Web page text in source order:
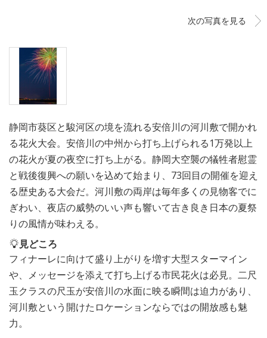
次の写真を見る
静岡市葵区と駿河区の境を流れる安倍川の河川敷で開かれ
る花火大会。安倍川の中州から打ち上げられる1万発以上
の花火が夏の夜空に打ち上がる。静岡大空襲の犠牲者慰霊
と戦後復興への願いを込めて始まり、73回目の開催を迎え
る歴史ある大会だ。河川敷の両岸は毎年多くの見物客でに
ぎわい、夜店の威勢のいい声も響いて古き良き日本の夏祭
りの風情が味わえる。
見どころ
フィナーレに向けて盛り上がりを増す大型スターマイン
や、メッセージを添えて打ち上げる市民花火は必見。二尺
玉クラスの尺玉が安倍川の水面に映る瞬間は迫力があり、
河川敷という開けたロケーションならではの開放感も魅
力。